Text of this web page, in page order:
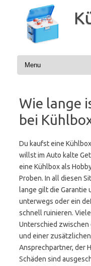
springen
Wie lange
bei
Du kaufst eine
willst im Auto kalte
eine Kühlbox als
Proben. In all diesen
lange gilt die Garantie
unterwegs oder ein
schnell ruinieren.
Unterschied zwischen
und einer zusätzlichen
Ansprechpartner, der
Schäden sind